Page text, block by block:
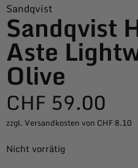
Sandqvist
Sandqvist
Aste
Olive
CHF 59.00
zzgl. Versandkosten von CHF 8.10
Nicht vorrätig